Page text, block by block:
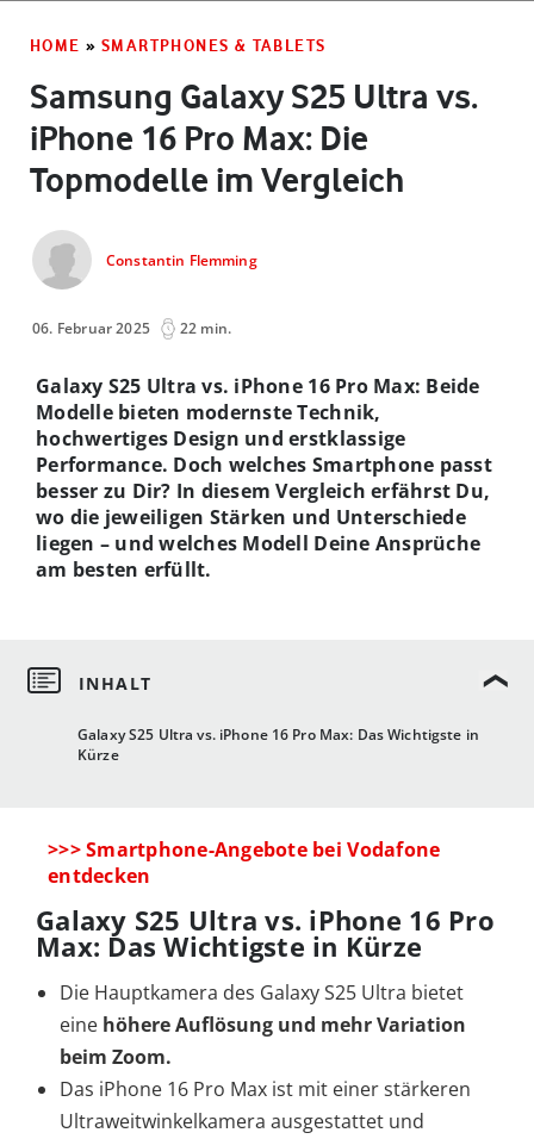
HOME » SMARTPHONES & TABLETS
Samsung Galaxy S25 Ultra vs.
iPhone 16 Pro Max: Die
Topmodelle im Vergleich
Constantin Flemming
06. Februar 2025 22 min.
Galaxy S25 Ultra vs. iPhone 16 Pro Max: Das Wichtigste in
Kürze
Galaxy S25 Ultra vs. iPhone 16 Pro Max: Beide
Modelle bieten modernste Technik,
hochwertiges Design und erstklassige
Performance. Doch welches Smartphone passt
besser zu Dir? In diesem Vergleich erfährst Du,
wo die jeweiligen Stärken und Unterschiede
liegen – und welches Modell Deine Ansprüche
am besten erfüllt.
>>> Smartphone-Angebote bei Vodafone
entdecken
Galaxy S25 Ultra vs. iPhone 16 Pro
Max: Das Wichtigste in Kürze
Die Hauptkamera des Galaxy S25 Ultra bietet
eine höhere Auflösung und mehr Variation
beim Zoom.
Das iPhone 16 Pro Max ist mit einer stärkeren
Ultraweitwinkelkamera ausgestattet und